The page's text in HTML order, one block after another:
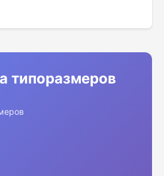
типоразмеров